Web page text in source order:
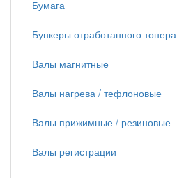
Бумага
Бункеры отработанного тонера
Валы магнитные
Валы нагрева / тефлоновые
Валы прижимные / резиновые
Валы регистрации